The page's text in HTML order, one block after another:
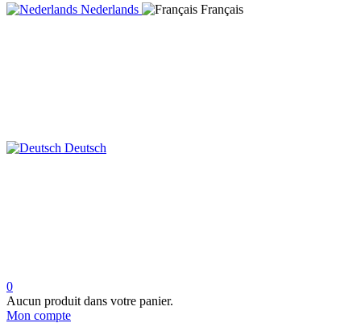
Nederlands Français
Deutsch
0
Aucun produit dans votre panier.
Mon compte